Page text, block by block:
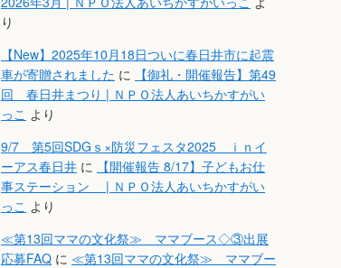
り
【New】2025年10月18日ついに春日井市に起震
車が寄贈されました に
【御礼・開催報告】第49
回 春日井まつり | ＮＰＯ法人あいちかすがい
っこ より
9/7 第5回SDGｓ×防災フェスタ2025 ｉｎイ
ーアス春日井 に
【開催報告 8/17】子どもお仕
事ステーション | ＮＰＯ法人あいちかすがい
っこ より
≪第13回ママの文化祭≫ ママブース◇③出展
応募FAQ に ≪第13回ママの文化祭≫ ママブー